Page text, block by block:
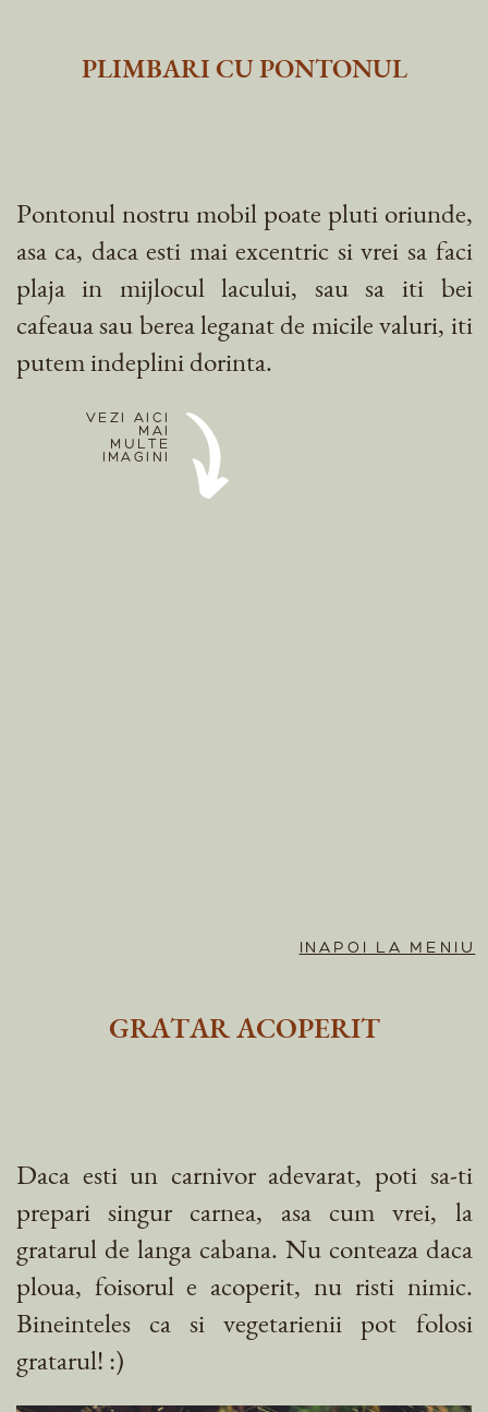
PLIMBARI CU PONTONUL
Pontonul nostru mobil poate pluti oriunde,
asa ca, daca esti mai excentric si vrei sa faci
plaja in mijlocul lacului, sau sa iti bei
cafeaua sau berea leganat de micile valuri, iti
putem indeplini dorinta.
VEZI AICI
MAI
MULTE
IMAGINI
INAPOI LA MENIU
GRATAR ACOPERIT
Daca esti un carnivor adevarat, poti sa-ti
prepari singur carnea, asa cum vrei, la
gratarul de langa cabana. Nu conteaza daca
ploua, foisorul e acoperit, nu risti nimic.
Bineinteles ca si vegetarienii pot folosi
gratarul! :)